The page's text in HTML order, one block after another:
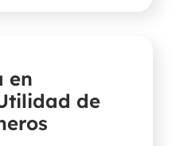
en
de